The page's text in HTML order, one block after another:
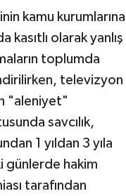
kamu kurumlarına
olarak yanlış
toplumda
televizyon
"aleniyet"
savcılık,
1 yıldan 3 yıla
günlerde hakim
tarafından